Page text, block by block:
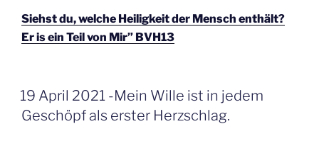
Siehst du, welche Heiligkeit der Mensch enthält?
Er is ein Teil von Mir” BVH13
GEPLAATST
OP
19 April 2021 -Mein Wille ist in jedem
Geschöpf als erster Herzschlag.